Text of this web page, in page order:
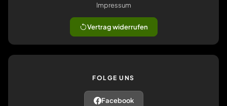
Impressum
Vertrag widerrufen
FOLGE UNS
Facebook